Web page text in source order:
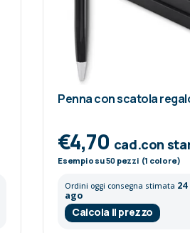
Penna con scatola
€4,70 cad.con
Esempio su50 pezzi (1 colore)
Ordini oggi consegna stimata
ago
Calcola il prezzo